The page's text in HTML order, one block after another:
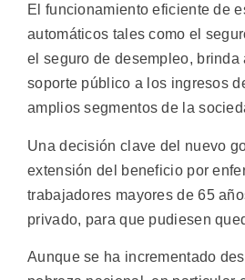
El funcionamiento eficiente de
automáticos tales como el
el seguro de desempleo,
soporte público a los ingresos
amplios segmentos de la
Una decisión clave del nuevo
extensión del beneficio por
trabajadores mayores de 65
privado, para que pudiesen
Aunque se ha incrementado